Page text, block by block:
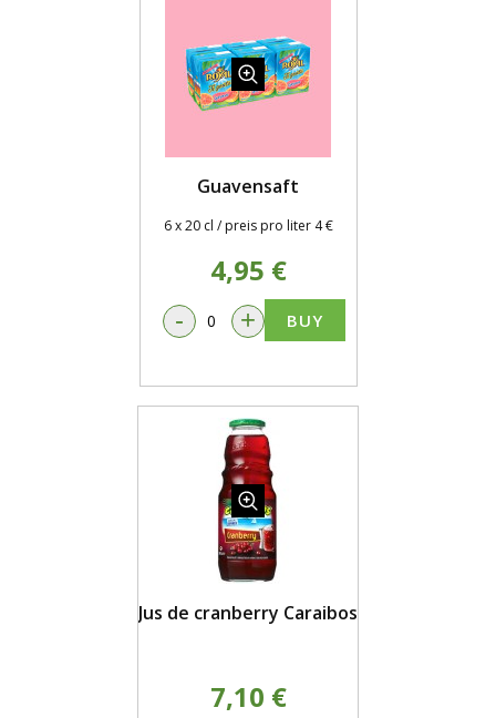
Guavensaft
6 x 20 cl / preis pro liter 4 €
4,95 €
- + BUY
Jus de cranberry Caraibos
7,10 €